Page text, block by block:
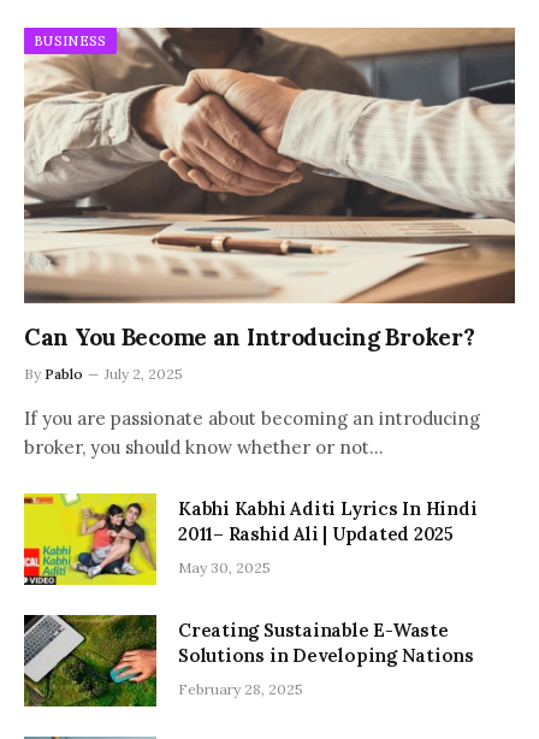
BUSINESS
Can You Become an Introducing Broker?
By Pablo July 2, 2025
If you are passionate about becoming an introducing
broker, you should know whether or not…
Kabhi Kabhi Aditi Lyrics In Hindi
2011– Rashid Ali | Updated 2025
May 30, 2025
Creating Sustainable E-Waste
Solutions in Developing Nations
February 28, 2025